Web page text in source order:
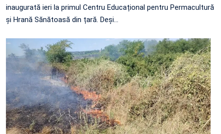
inaugurată ieri la primul Centru Educațional pentru Permacultură
și Hrană Sănătoasă din țară. Deși…